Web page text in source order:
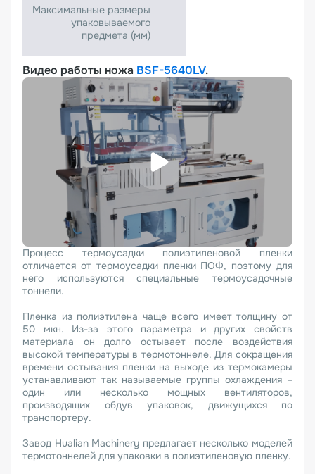
Максимальные размеры
упаковываемого
предмета (мм)
Видео работы ножа BSF-5640LV.
Процесс термоусадки полиэтиленовой пленки
отличается от термоусадки пленки ПОФ, поэтому для
него используются специальные термоусадочные
тоннели.
Пленка из полиэтилена чаще всего имеет толщину от
50 мкн. Из-за этого параметра и других свойств
материала он долго остывает после воздействия
высокой температуры в термотоннеле. Для сокращения
времени остывания пленки на выходе из термокамеры
устанавливают так называемые группы охлаждения –
один или несколько мощных вентиляторов,
производящих обдув упаковок, движущихся по
транспортеру.
Завод Hualian Machinery предлагает несколько моделей
термотоннелей для упаковки в полиэтиленовую пленку.